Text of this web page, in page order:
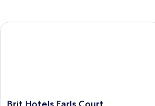
Brit
Brit Hotels Earls Court